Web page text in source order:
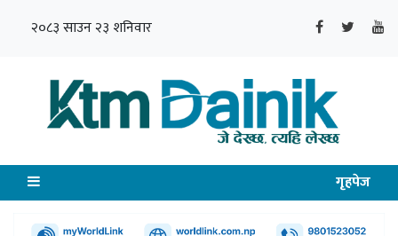
२०८३ साउन २३ शनिवार
गृहपेज